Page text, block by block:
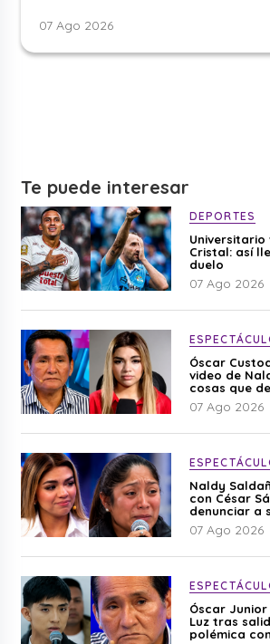
07 Ago 2026
Te puede interesar
DEPORTES
Universitario
Cristal: así
duelo
07 Ago 2026
Óscar
video de
cosas que
editado”
07 Ago 2026
Naldy
con César
denunciar a
difamación”
07 Ago 2026
Óscar
Luz tras
polémica